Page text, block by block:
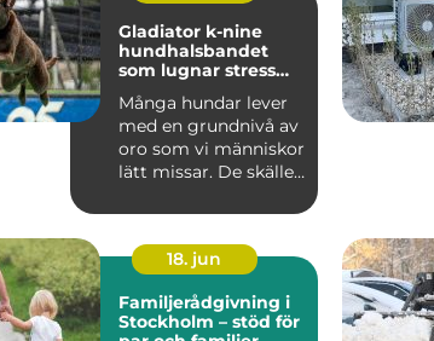
Gladiator k-nine
hundhalsbandet
som lugnar stress
Många hundar lever
med en grundnivå av
oro som vi människor
lätt missar. De skäller
18. jun
Familjerådgivning i
Stockholm – stöd för